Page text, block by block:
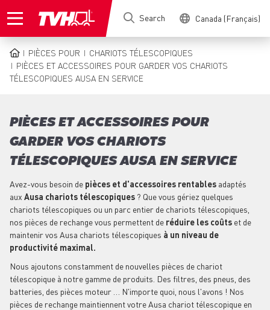
to
Search Canada (Français)
BREADCRUMB
PIÈCES POUR
CHARIOTS TÉLESCOPIQUES
PIÈCES ET ACCESSOIRES POUR GARDER VOS CHARIOTS
TÉLESCOPIQUES AUSA EN SERVICE
PIÈCES ET ACCESSOIRES POUR
GARDER VOS CHARIOTS
TÉLESCOPIQUES AUSA EN SERVICE
Avez-vous besoin de pièces et d'accessoires rentables adaptés
aux Ausa chariots télescopiques ? Que vous gériez quelques
chariots télescopiques ou un parc entier de chariots télescopiques,
nos pièces de rechange vous permettent de réduire les coûts et de
maintenir vos Ausa chariots télescopiques à un niveau de
productivité maximal.
Nous ajoutons constamment de nouvelles pièces de chariot
télescopique à notre gamme de produits. Des filtres, des pneus, des
batteries, des pièces moteur … N'importe quoi, nous l'avons ! Nos
pièces de rechange maintiennent votre Ausa chariot télescopique en